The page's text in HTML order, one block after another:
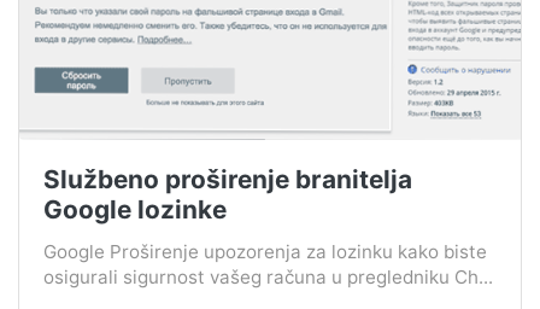
Službeno proširenje branitelja
Google lozinke
Google Proširenje upozorenja za lozinku kako biste
osigurali sigurnost vašeg računa u pregledniku Ch...